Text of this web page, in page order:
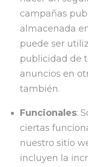
campañas
almacenada
puede ser
publicidad de
anuncios en
también.
Funcionales:
ciertas
nuestro sitio
incluyen la